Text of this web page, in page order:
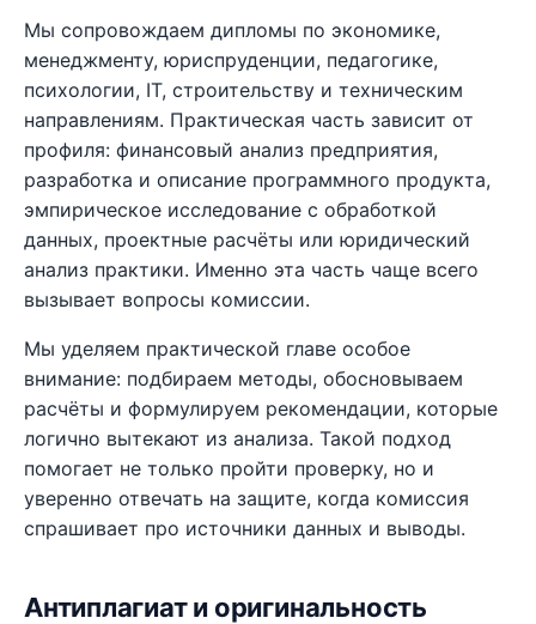
Мы сопровождаем дипломы по экономике,
менеджменту, юриспруденции, педагогике,
психологии, IT, строительству и техническим
направлениям. Практическая часть зависит от
профиля: финансовый анализ предприятия,
разработка и описание программного продукта,
эмпирическое исследование с обработкой
данных, проектные расчёты или юридический
анализ практики. Именно эта часть чаще всего
вызывает вопросы комиссии.
Мы уделяем практической главе особое
внимание: подбираем методы, обосновываем
расчёты и формулируем рекомендации, которые
логично вытекают из анализа. Такой подход
помогает не только пройти проверку, но и
уверенно отвечать на защите, когда комиссия
спрашивает про источники данных и выводы.
Антиплагиат и оригинальность